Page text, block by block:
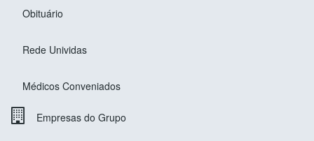
Obituário
Rede Unividas
Médicos Conveniados
Empresas do Grupo